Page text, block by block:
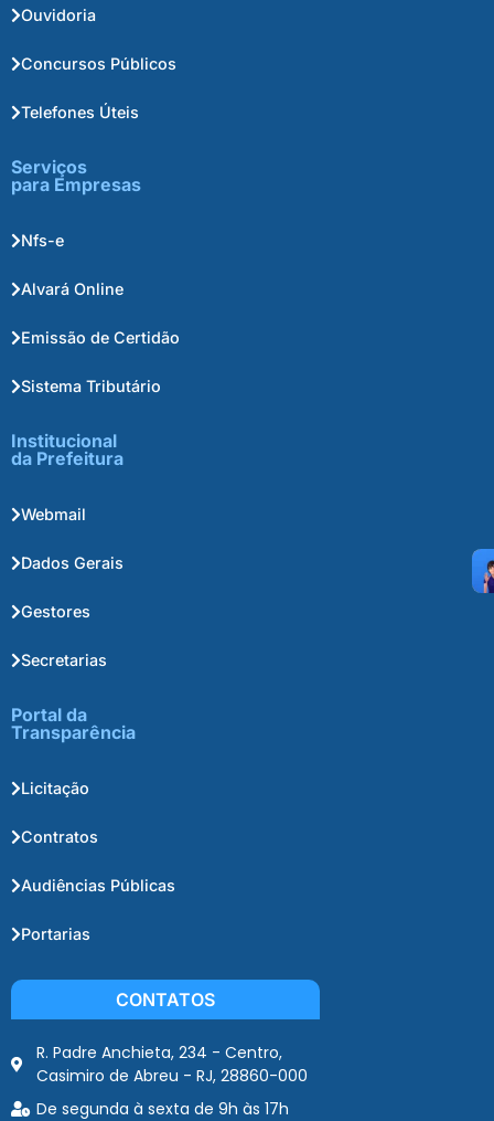
Ouvidoria
Concursos Públicos
Telefones Úteis
Serviços
para Empresas
Nfs-e
Alvará Online
Emissão de Certidão
Sistema Tributário
Institucional
da Prefeitura
Webmail
Dados Gerais
Gestores
Secretarias
Portal da
Transparência
Licitação
Contratos
Audiências Públicas
Portarias
CONTATOS
R. Padre Anchieta, 234 - Centro,
Casimiro de Abreu - RJ, 28860-000
De segunda à sexta de 9h às 17h